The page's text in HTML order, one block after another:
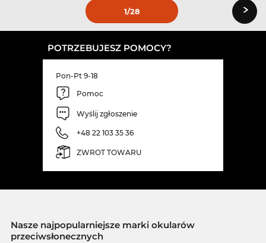
1/28 ›
POTRZEBUJESZ POMOCY?
Pon-Pt 9-18
Pomoc
Wyślij zgłoszenie
+48 22 103 35 36
ZWROT TOWARU
Nasze najpopularniejsze marki okularów
przeciwsłonecznych